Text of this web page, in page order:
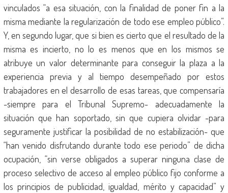
vinculados “a esa situación, con la finalidad de poner fin a la
misma mediante la regularización de todo ese empleo público”.
Y, en segundo lugar, que si bien es cierto que el resultado de la
misma es incierto, no lo es menos que en los mismos se
atribuye un valor determinante para conseguir la plaza a la
experiencia previa y al tiempo desempeñado por estos
trabajadores en el desarrollo de esas tareas, que compensaría
-siempre para el Tribunal Supremo- adecuadamente la
situación que han soportado, sin que cupiera olvidar -para
seguramente justificar la posibilidad de no estabilización- que
“han venido disfrutando durante todo ese periodo” de dicha
ocupación, “sin verse obligados a superar ninguna clase de
proceso selectivo de acceso al empleo público fijo conforme a
los principios de publicidad, igualdad, mérito y capacidad” y